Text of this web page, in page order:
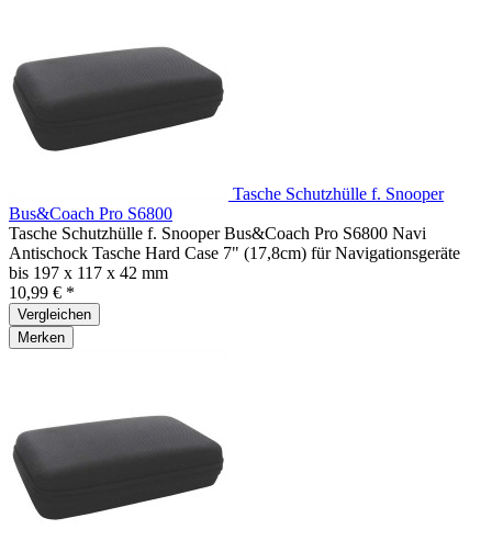
Tasche Schutzhülle f. Snooper
Bus&Coach Pro S6800
Tasche Schutzhülle f. Snooper Bus&Coach Pro S6800 Navi
Antischock Tasche Hard Case 7" (17,8cm) für Navigationsgeräte
bis 197 x 117 x 42 mm
10,99 € *
Vergleichen
Merken